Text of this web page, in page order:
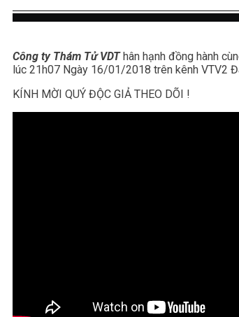
Công ty Thám Tử VDThân hạnh đồng hành
lúc 21h07 Ngày 16/01/2018 trên kênh VTV2
KÍNH MỜI QUÝ ĐỘC GIẢ THEO DÕI !